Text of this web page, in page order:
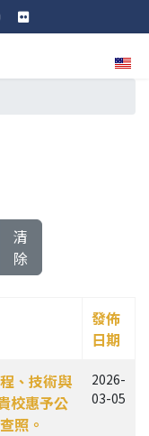
選擇
清
除
發佈
日期
、技術與
校惠予公
照。
2026-
03-05